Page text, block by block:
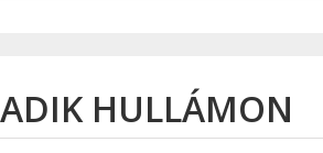
HULLÁMON